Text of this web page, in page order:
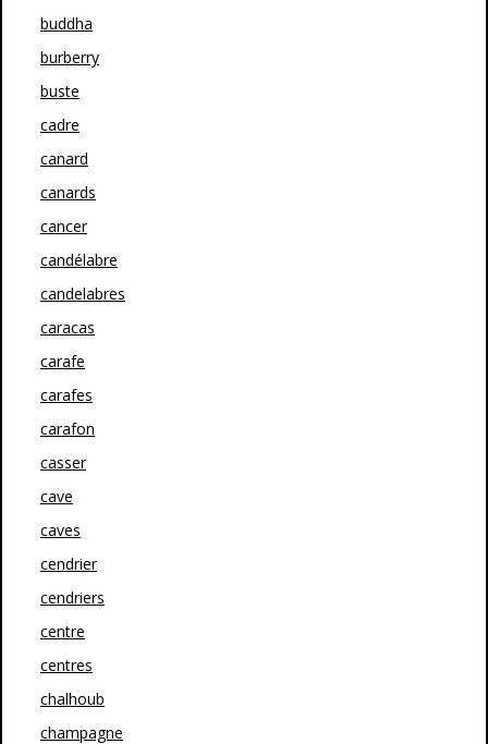
buddha
burberry
buste
cadre
canard
canards
cancer
candélabre
candelabres
caracas
carafe
carafes
carafon
casser
cave
caves
cendrier
cendriers
centre
centres
chalhoub
champagne